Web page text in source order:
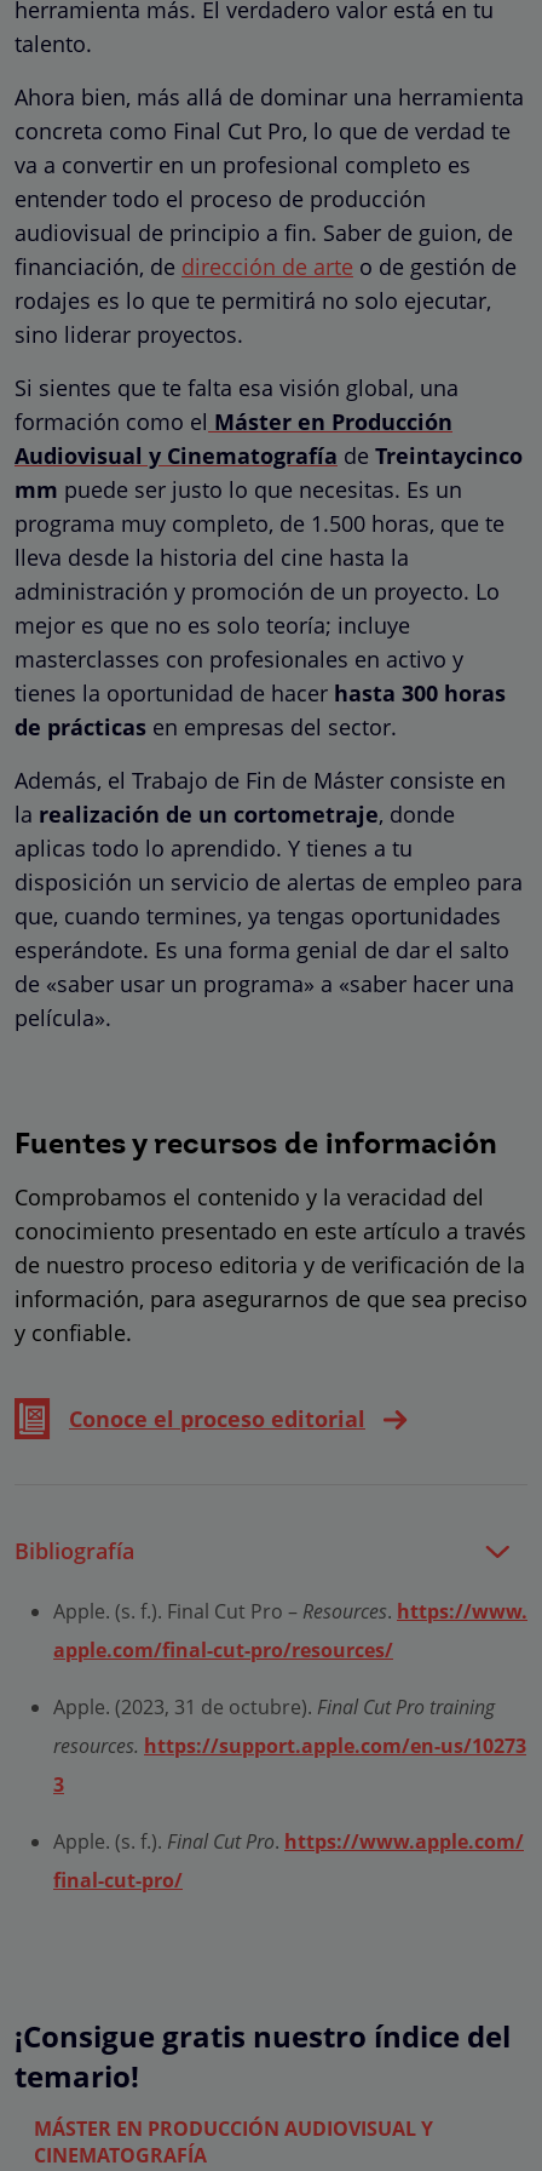
herramienta más. El verdadero valor está en tu
talento.
Ahora bien, más allá de dominar una herramienta
concreta como Final Cut Pro, lo que de verdad te
va a convertir en un profesional completo es
entender todo el proceso de producción
audiovisual de principio a fin. Saber de guion, de
financiación, de dirección de arte o de gestión de
rodajes es lo que te permitirá no solo ejecutar,
sino liderar proyectos.
Si sientes que te falta esa visión global, una
formación como el Máster en Producción
Audiovisual y Cinematografía de Treintaycinco
mm puede ser justo lo que necesitas. Es un
programa muy completo, de 1.500 horas, que te
lleva desde la historia del cine hasta la
administración y promoción de un proyecto. Lo
mejor es que no es solo teoría; incluye
masterclasses con profesionales en activo y
tienes la oportunidad de hacer hasta 300 horas
de prácticas en empresas del sector.
Además, el Trabajo de Fin de Máster consiste en
la realización de un cortometraje, donde
aplicas todo lo aprendido. Y tienes a tu
disposición un servicio de alertas de empleo para
que, cuando termines, ya tengas oportunidades
esperándote. Es una forma genial de dar el salto
de «saber usar un programa» a «saber hacer una
película».
Fuentes y recursos de información
Comprobamos el contenido y la veracidad del
conocimiento presentado en este artículo a través
de nuestro proceso editoria y de verificación de la
información, para asegurarnos de que sea preciso
y confiable.
Conoce el proceso editorial
Bibliografía
Apple. (s. f.). Final Cut Pro – Resources. https://www.
apple.com/final-cut-pro/resources/
Apple. (2023, 31 de octubre). Final Cut Pro training
resources. https://support.apple.com/en-us/10273
3
Apple. (s. f.). Final Cut Pro. https://www.apple.com/
final-cut-pro/
¡Consigue gratis nuestro índice del
temario!
MÁSTER EN PRODUCCIÓN AUDIOVISUAL Y
CINEMATOGRAFÍA